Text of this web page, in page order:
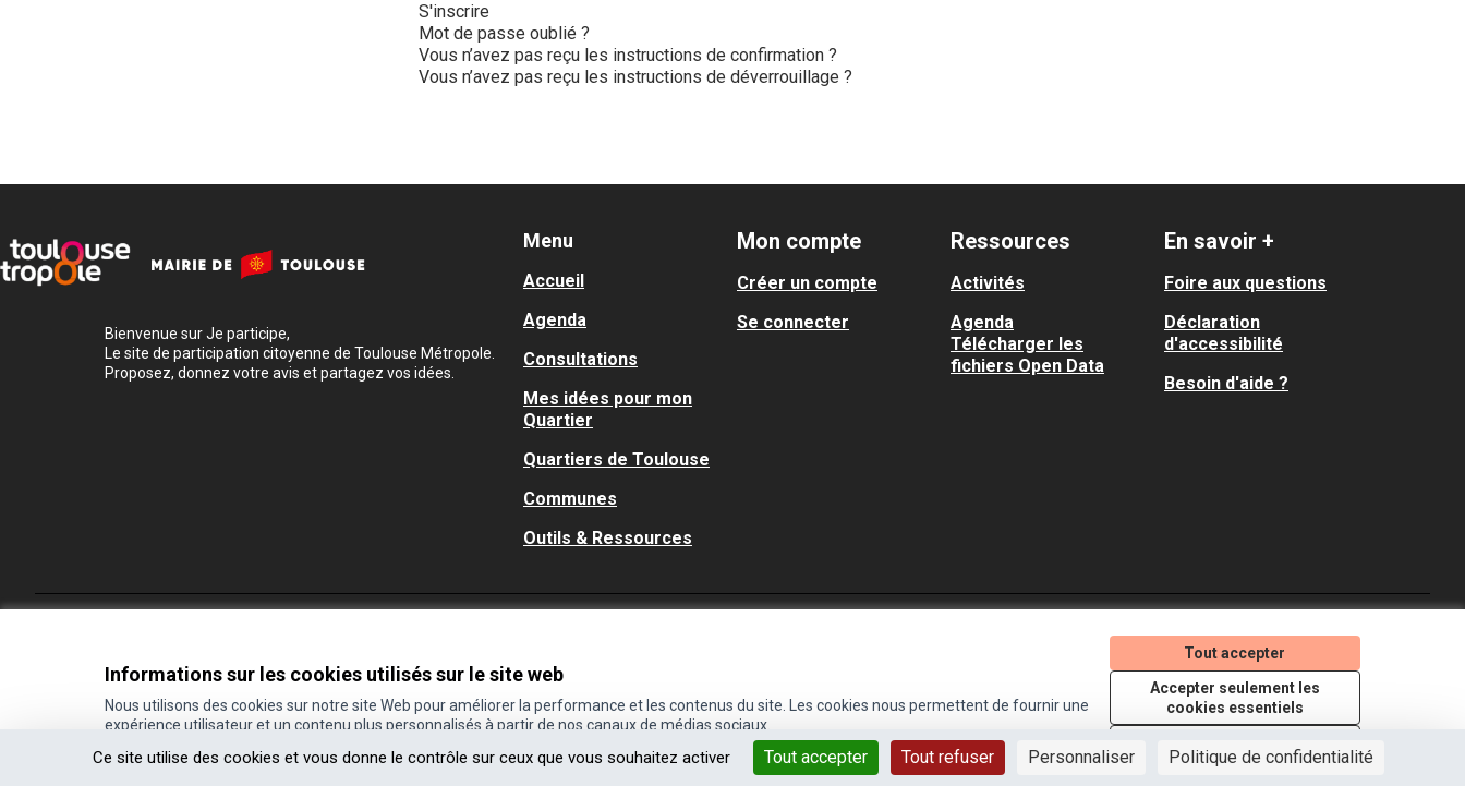
Ce site utilise des cookies et vous donne le contrôle sur ceux que vous souhaitez activer Tout accepter Tout refuser Personnaliser Politique de confidentialité
Informations sur les cookies utilisés sur le site web
Nous utilisons des cookies sur notre site Web pour améliorer la performance et les contenus du site. Les cookies nous permettent de fournir une
expérience utilisateur et un contenu plus personnalisés à partir de nos canaux de médias sociaux.
Tout accepter
Accepter seulement les
cookies essentiels
S'inscrire
Mot de passe oublié ?
Vous n’avez pas reçu les instructions de confirmation ?
Vous n’avez pas reçu les instructions de déverrouillage ?
Bienvenue sur Je participe,
Le site de participation citoyenne de Toulouse Métropole.
Proposez, donnez votre avis et partagez vos idées.
Menu
Accueil
Agenda
Consultations
Mes idées pour mon
Quartier
Quartiers de Toulouse
Communes
Outils & Ressources
Mon compte
Créer un compte
Se connecter
Ressources
Activités
Agenda
Télécharger les
fichiers Open Data
En savoir +
Foire aux questions
Déclaration
d'accessibilité
Besoin d'aide ?
(Lien externe)
(Lien externe)
(Lien externe)
(Lien externe)
Site réalisé grâce aulogiciel libre Decidim
(Lien externe)
.
Licence Creative
(Lien externe)